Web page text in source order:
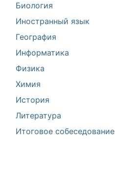
Биология
Иностранный язык
География
Информатика
Физика
Химия
История
Литература
Итоговое собеседование